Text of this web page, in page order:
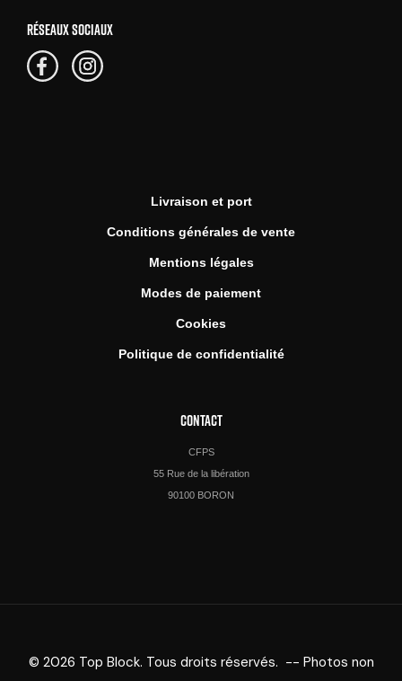
RÉSEAUX SOCIAUX
Livraison et port
Conditions générales de vente
Mentions légales
Modes de paiement
Cookies
Politique de confidentialité
CONTACT
CFPS
55 Rue de la libération
90100 BORON
© 2026 Top Block. Tous droits réservés. -- Photos non